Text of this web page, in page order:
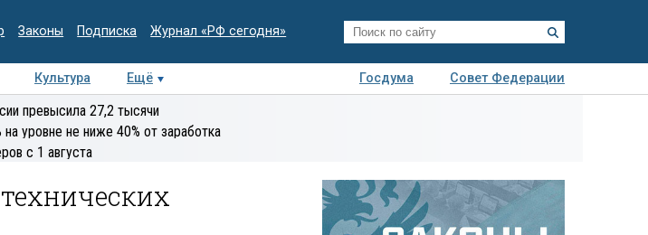
Законы Подписка Журнал «РФ сегодня»
Культура Ещё Госдума
Совет Федерации
Колумнисты
экспертиза
превысила 27,2 тысячи
уровне не ниже 40% от заработка
с 1 августа